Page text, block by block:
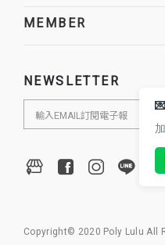
MEMBER
NEWSLETTER
Copyright© 2020 Poly Lulu All